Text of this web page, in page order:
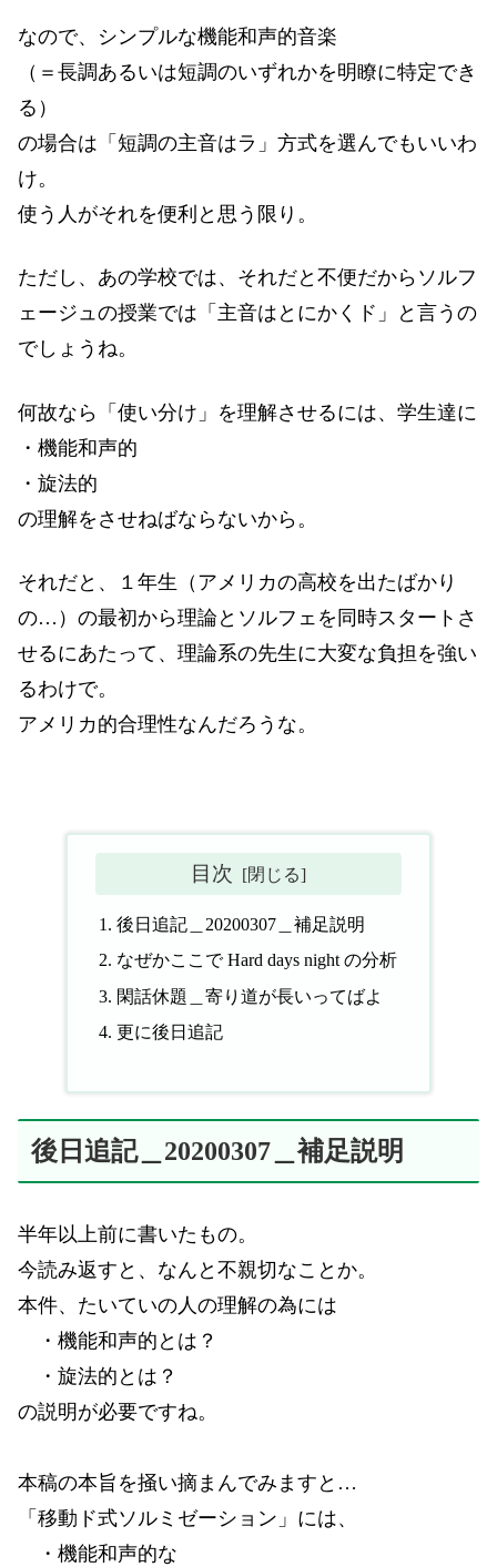
なので、シンプルな機能和声的音楽
（＝長調あるいは短調のいずれかを明瞭に特定でき
る）
の場合は「短調の主音はラ」方式を選んでもいいわ
け。
使う人がそれを便利と思う限り。
ただし、あの学校では、それだと不便だからソルフ
ェージュの授業では「主音はとにかくド」と言うの
でしょうね。
何故なら「使い分け」を理解させるには、学生達に
・機能和声的
・旋法的
の理解をさせねばならないから。
それだと、１年生（アメリカの高校を出たばかり
の…）の最初から理論とソルフェを同時スタートさ
せるにあたって、理論系の先生に大変な負担を強い
るわけで。
アメリカ的合理性なんだろうな。
目次
後日追記＿20200307＿補足説明
なぜかここで Hard days night の分析
閑話休題＿寄り道が長いってばよ
更に後日追記
後日追記＿20200307＿補足説明
半年以上前に書いたもの。
今読み返すと、なんと不親切なことか。
本件、たいていの人の理解の為には
・機能和声的とは？
・旋法的とは？
の説明が必要ですね。
本稿の本旨を掻い摘まんでみますと…
「移動ド式ソルミゼーション」には、
・機能和声的な